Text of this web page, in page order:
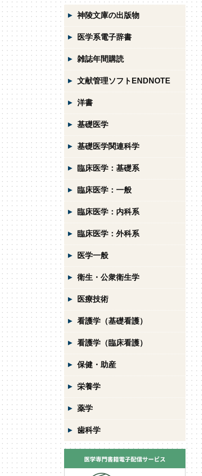
神陵文庫の出版物
医学系電子辞書
雑誌年間購読
文献管理ソフトENDNOTE
洋書
基礎医学
基礎医学関連科学
臨床医学：基礎系
臨床医学：一般
臨床医学：内科系
臨床医学：外科系
医学一般
衛生・公衆衛生学
医療技術
看護学（基礎看護）
看護学（臨床看護）
保健・助産
栄養学
薬学
歯科学